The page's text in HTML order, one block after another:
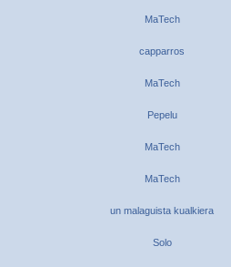
MaTech
capparros
MaTech
Pepelu
MaTech
MaTech
un malaguista kualkiera
Solo